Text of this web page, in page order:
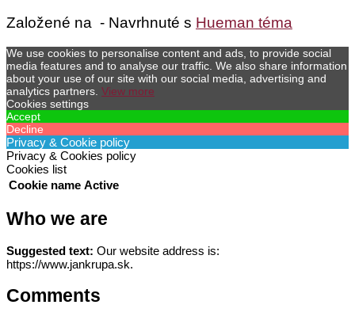
Založené na - Navrhnuté s Hueman téma
We use cookies to personalise content and ads, to provide social
media features and to analyse our traffic. We also share information
about your use of our site with our social media, advertising and
analytics partners. View more
Cookies settings
Accept
Decline
Privacy & Cookie policy
Privacy & Cookies policy
Cookies list
Cookie name Active
Who we are
Suggested text: Our website address is:
https://www.jankrupa.sk.
Comments